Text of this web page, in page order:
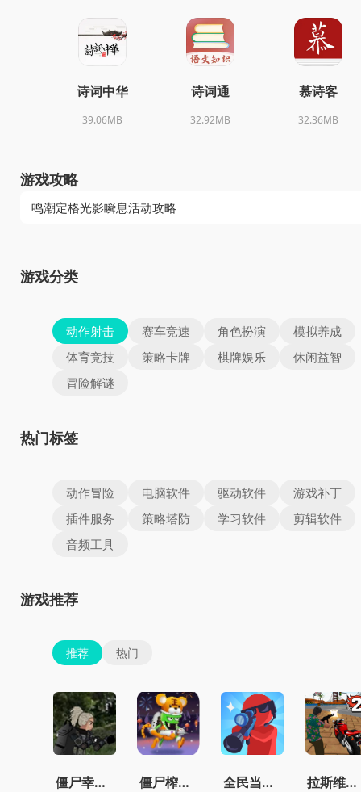
诗词中华
39.06MB
诗词通
32.92MB
慕诗客
32.36MB
游戏攻略
鸣潮定格光影瞬息活动攻略
游戏分类
动作射击 赛车竞速 角色扮演
模拟养成
体育竞技
策略卡牌 棋牌娱乐
休闲益智
冒险解谜
热门标签
动作冒险 电脑软件 驱动软件
游戏补丁
插件服务
策略塔防 学习软件
剪辑软件
音频工具
游戏推荐
推荐 热门
僵尸幸存者之城 僵尸榨汁机免费版 全民当枪神 拉斯维加斯无限金币钻石版下载